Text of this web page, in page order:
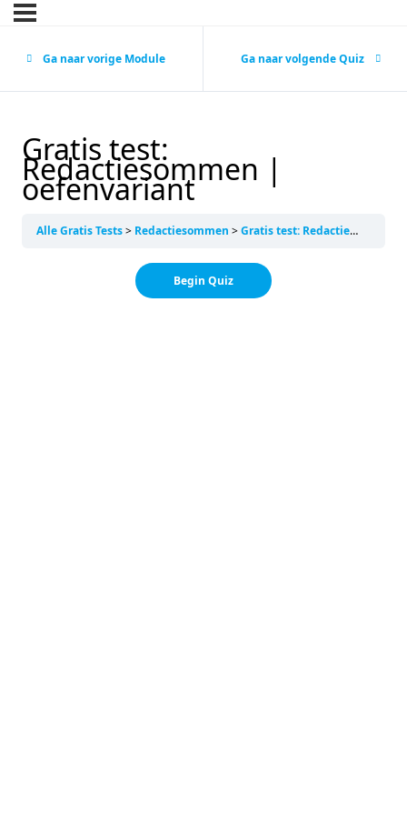
Ga naar vorige Module Ga naar volgende Quiz
Gratis test:
Redactiesommen |
oefenvariant
Alle Gratis Tests Redactiesommen Gratis test: Redactiesommen | oefenvariant